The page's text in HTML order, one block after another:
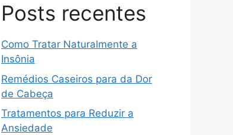
Posts recentes
Como Tratar Naturalmente a
Insônia
Remédios Caseiros para da Dor
de Cabeça
Tratamentos para Reduzir a
Ansiedade